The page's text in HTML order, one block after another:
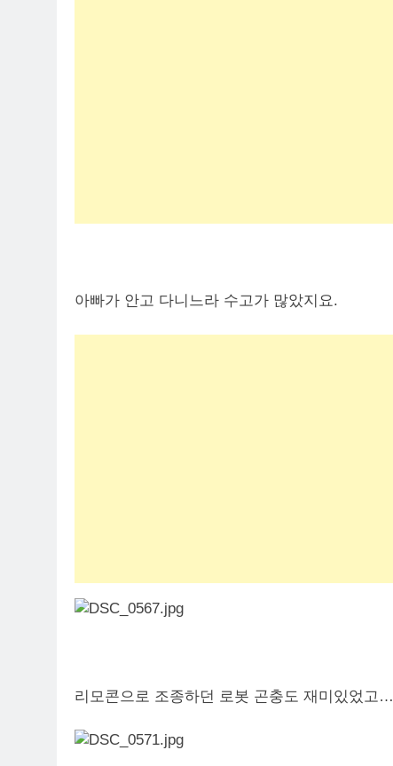
아빠가 안고 다니느라 수고가 많았지요.
리모콘으로 조종하던 로봇 곤충도 재미있었고…